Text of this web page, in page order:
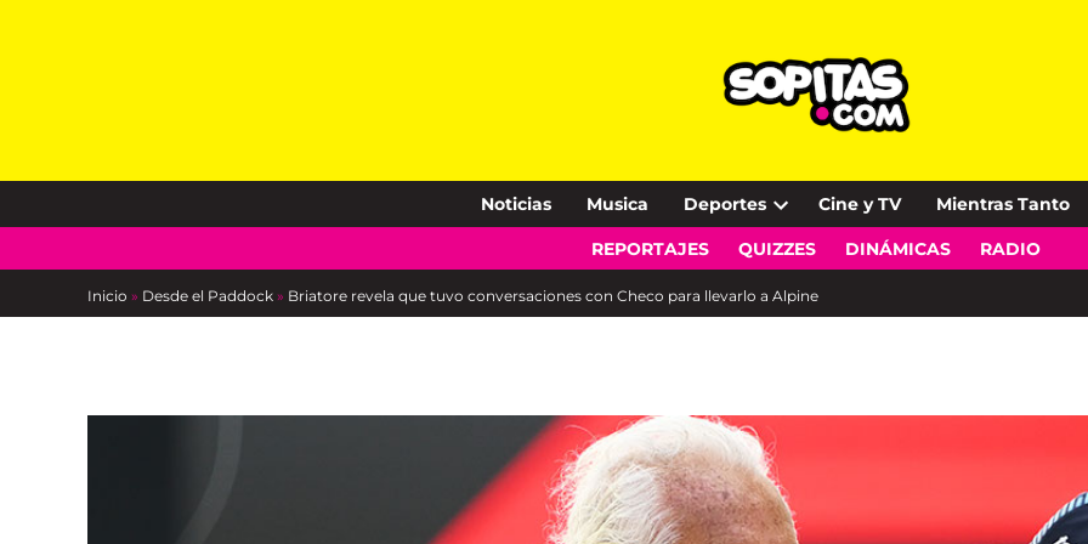
Noticias Musica Deportes
Open
dropdown
Cine y TV Mientras Tanto
REPORTAJES QUIZZES DINÁMICAS RADIO
Inicio » Desde el Paddock » Briatore revela que tuvo conversaciones con Checo para llevarlo a Alpine